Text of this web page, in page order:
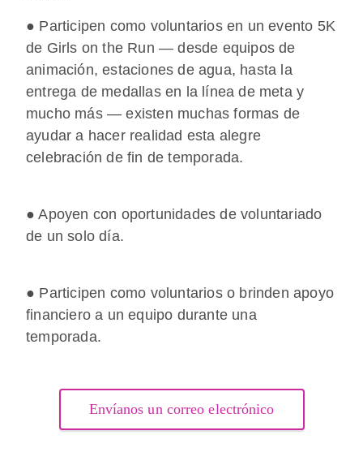
● Participen como voluntarios en un evento 5K
de Girls on the Run — desde equipos de
animación, estaciones de agua, hasta la
entrega de medallas en la línea de meta y
mucho más — existen muchas formas de
ayudar a hacer realidad esta alegre
celebración de fin de temporada.
● Apoyen con oportunidades de voluntariado
de un solo día.
● Participen como voluntarios o brinden apoyo
financiero a un equipo durante una
temporada.
Envíanos un correo electrónico